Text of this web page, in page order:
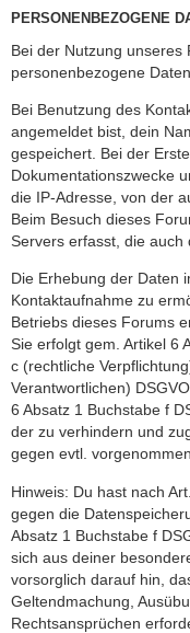
PERSONENBEZOGENE
Bei der Nutzung unseres
personenbezogene
Bei Benutzung des
angemeldet bist, dein
gespeichert. Bei der
Dokumentationszwecke
die IP-Adresse, von der
Beim Besuch dieses
Servers erfasst, die auch
Die Erhebung der Daten
Kontaktaufnahme zu
Betriebs dieses Forums
Sie erfolgt gem. Artikel 6
c (rechtliche
Verantwortlichen)
6 Absatz 1 Buchstabe f
der zu verhindern und
gegen evtl.
Hinweis: Du hast nach
gegen die
Absatz 1 Buchstabe f
sich aus deiner
vorsorglich darauf hin,
Geltendmachung,
Rechtsansprüchen